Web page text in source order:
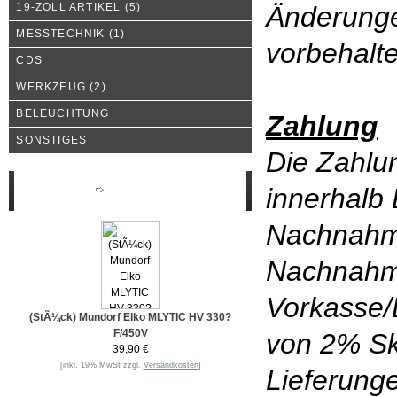
19-ZOLL ARTIKEL (5)
MESSTECHNIK (1)
CDS
WERKZEUG (2)
BELEUCHTUNG
SONSTIGES
(StÃ¼ck) Mundorf Elko MLYTIC HV 330?
F/450V
39,90 €
[inkl. 19% MwSt zzgl. Versandkosten]
Zahlung
Die
innerhalb
von 2%